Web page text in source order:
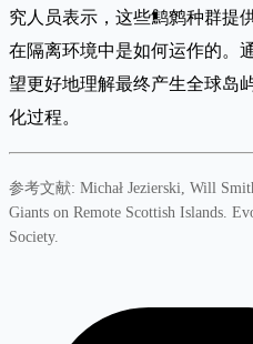
究人员表示，这些鹪鹩种群提
在隔离环境中是如何运作的。
望更好地理解最终产生全球岛
化过程。
参考文献: Michał Jezierski, Will
Giants on Remote Scottish Islands.
Society.